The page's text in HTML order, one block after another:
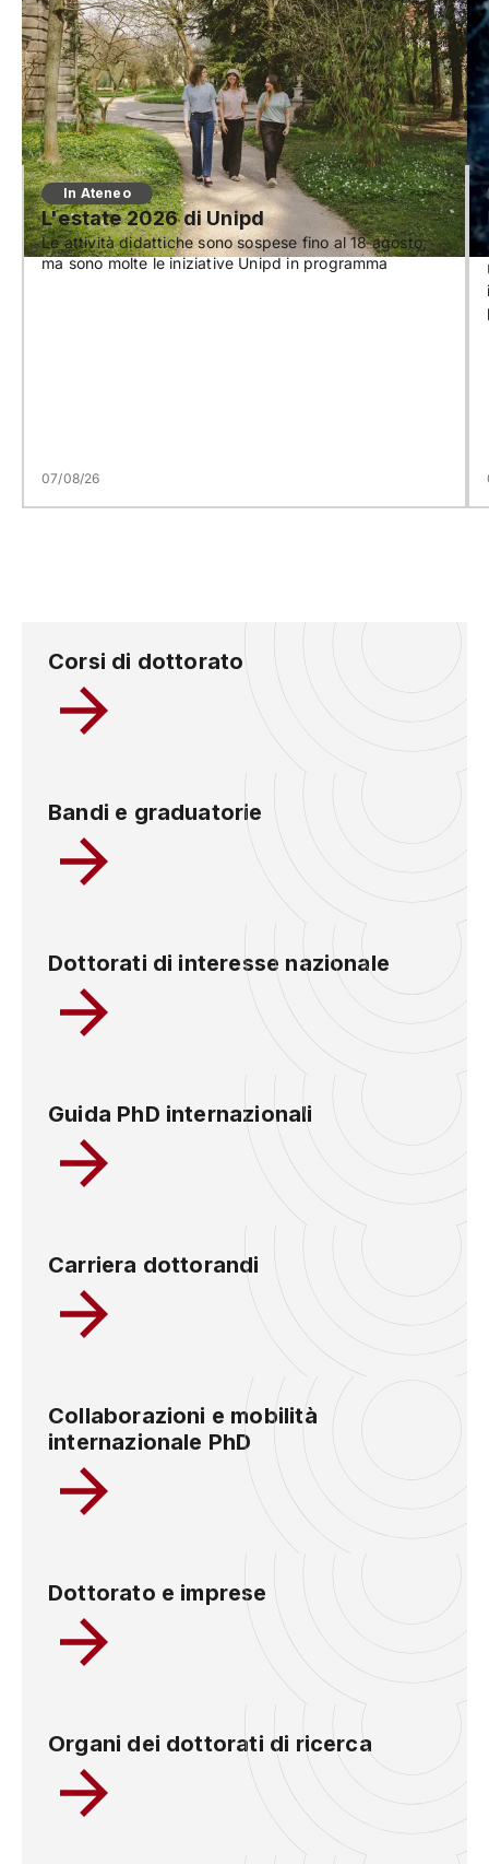
In Ateneo
L'estate 2026 di Unipd
Le attività didattiche sono sospese fino al 18 agosto,
ma sono molte le iniziative Unipd in programma
07/08/26
Corsi di dottorato
Bandi e graduatorie
Dottorati di interesse nazionale
Guida PhD internazionali
Carriera dottorandi
Collaborazioni e mobilità
internazionale PhD
Dottorato e imprese
Organi dei dottorati di ricerca